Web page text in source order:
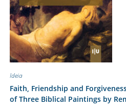
Ideia
Faith, Friendship and
of Three Biblical Paintings by